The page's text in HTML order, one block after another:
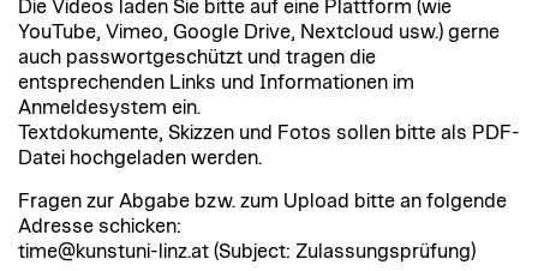
Die Videos laden Sie bitte auf eine Plattform (wie
YouTube, Vimeo, Google Drive, Nextcloud usw.) gerne
auch passwortgeschützt und tragen die
entsprechenden Links und Informationen im
Anmeldesystem ein.
Textdokumente, Skizzen und Fotos sollen bitte als PDF-
Datei hochgeladen werden.
Fragen zur Abgabe bzw. zum Upload bitte an folgende
Adresse schicken:
time@kunstuni-linz.at (Subject: Zulassungsprüfung)